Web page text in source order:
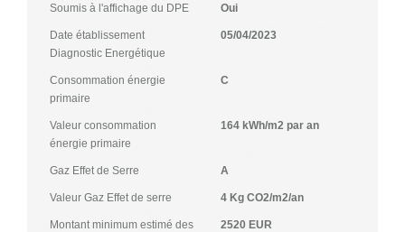
Soumis à l'affichage du DPE Oui
Date établissement
Diagnostic Energétique
05/04/2023
Consommation énergie
primaire
C
Valeur consommation
énergie primaire
164 kWh/m2 par an
Gaz Effet de Serre A
Valeur Gaz Effet de serre 4 Kg CO2/m2/an
Montant minimum estimé des
2520 EUR